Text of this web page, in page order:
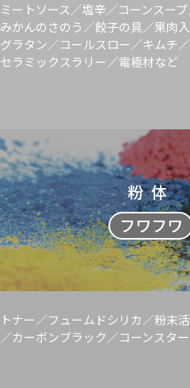
ミートソース／塩辛／コーンスープ
みかんのさのう／餃子の具／果肉
グラタン／コールスロー／キムチ
セラミックスラリー／電極材など
粉体
フワフワ
トナー／フュームドシリカ／粉末
／カーボンブラック／コーンスタ